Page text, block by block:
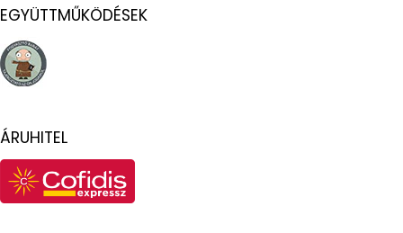
EGYÜTTMŰKÖDÉSEK
ÁRUHITEL